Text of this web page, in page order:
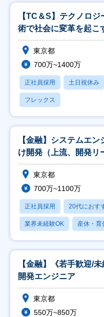
【TC＆S】テクノロ
術で社会に変革を起こ
東京都
700万~1400万
正社員採用 土日祝休み
フレックス
【金融】システムエ
け開発（上流、開発リ
東京都
700万~1100万
正社員採用 20代におす
業界未経験OK 産休・育
【金融】《若手歓迎/
開発エンジニア
東京都
550万~850万